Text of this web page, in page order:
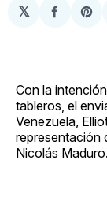
𝕏
en
on
Con la
tableros, el
Venezuela,
representación
Nicolás Maduro.